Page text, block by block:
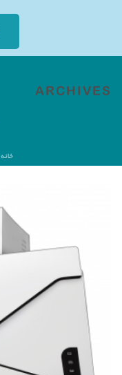
ARCHIVES
خانه